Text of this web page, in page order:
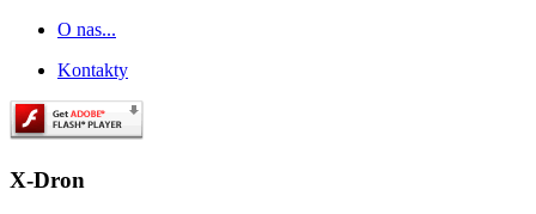
O nas...
Kontakty
X-Dron